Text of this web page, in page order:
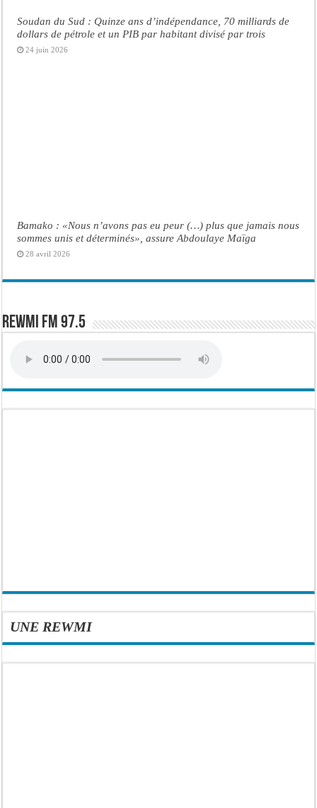
Soudan du Sud : Quinze ans d’indépendance, 70 milliards de
dollars de pétrole et un PIB par habitant divisé par trois
24 juin 2026
Bamako : «Nous n’avons pas eu peur (…) plus que jamais nous
sommes unis et déterminés», assure Abdoulaye Maïga
28 avril 2026
Rewmi FM 97.5
UNE REWMI